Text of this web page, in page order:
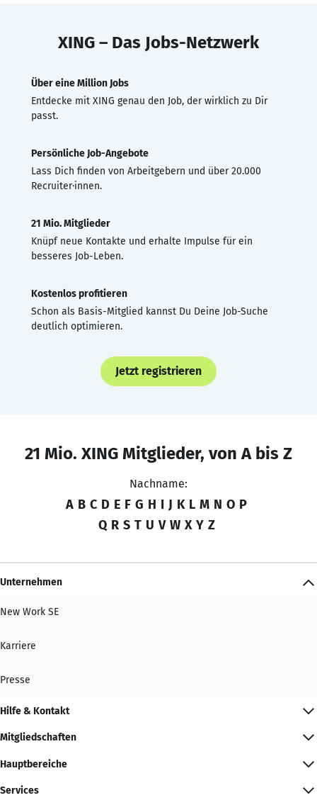
XING – Das Jobs-Netzwerk
Über eine Million Jobs
Entdecke mit XING genau den Job, der wirklich zu Dir
passt.
Persönliche Job-Angebote
Lass Dich finden von Arbeitgebern und über 20.000
Recruiter·innen.
21 Mio. Mitglieder
Knüpf neue Kontakte und erhalte Impulse für ein
besseres Job-Leben.
Kostenlos profitieren
Schon als Basis-Mitglied kannst Du Deine Job-Suche
deutlich optimieren.
Jetzt registrieren
21 Mio. XING Mitglieder, von A bis Z
Nachname:
A B C D E F G H I J K L M N O P
Q R S T U V W X Y Z
Unternehmen
New Work SE
Karriere
Presse
Hilfe & Kontakt
Mitgliedschaften
Hauptbereiche
Services